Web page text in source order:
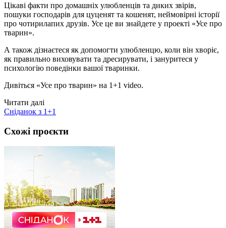
Цікаві факти про домашніх улюбленців та диких звірів,
пошуки господарів для цуценят та кошенят, неймовірні історії
про чотирилапих друзів. Усе це ви знайдете у проекті «Усе про
тварин».
А також дізнаєтеся як допомогти улюбленцю, коли він хворіє,
як правильно виховувати та дресирувати, і зануритеся у
психологію поведінки вашої тваринки.
Дивіться «Усе про тварин» на 1+1 video.
Читати далі
Сніданок з 1+1
Схожі проєкти